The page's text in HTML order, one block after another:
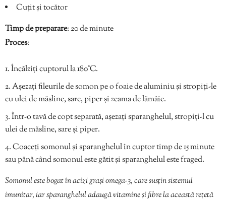
Cuțit și tocător
Timp de preparare: 20 de minute
Proces:
Încălziți cuptorul la 180°C.
Așezați fileurile de somon pe o foaie de aluminiu și stropiți-le
cu ulei de măsline, sare, piper și zeama de lămâie.
Într-o tavă de copt separată, așezați sparanghelul, stropiți-l cu
ulei de măsline, sare și piper.
Coaceți somonul și sparanghelul în cuptor timp de 15 minute
sau până când somonul este gătit și sparanghelul este fraged.
Somonul este bogat în acizi grași omega-3, care susțin sistemul
imunitar, iar sparanghelul adaugă vitamine și fibre la această rețetă